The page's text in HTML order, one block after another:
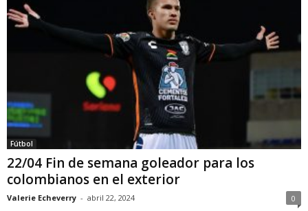
Fútbol
22/04 Fin de semana goleador para los
colombianos en el exterior
Valerie Echeverry - abril 22, 2024 0